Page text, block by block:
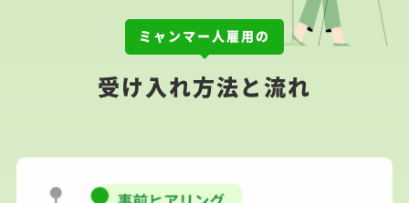
ミャンマー人雇用の
受け入れ方法と流れ